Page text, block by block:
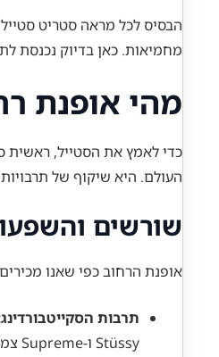
הבסיס לכל מראה סטריט
מחמיאות. כאן בדיוק נכנסת
מהי אופנת
כדי לאמץ את הסטייל, ראשית
העולם. היא שיקוף של
שורשים
אופנת הרחוב כפי שאנו
תרבות
Stüssy ו-Supreme צמחו ישירות מהסצנה הזו והפכו לאייקונים.